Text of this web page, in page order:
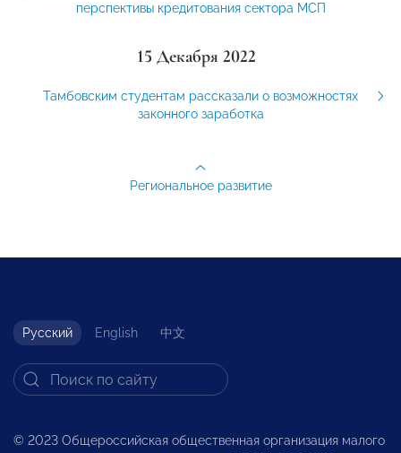
перспективы кредитования сектора МСП
15 Декабря 2022
Тамбовским студентам рассказали о возможностях
законного заработка
Региональное развитие
Русский English 中文
© 2023 Общероссийская общественная организация малого